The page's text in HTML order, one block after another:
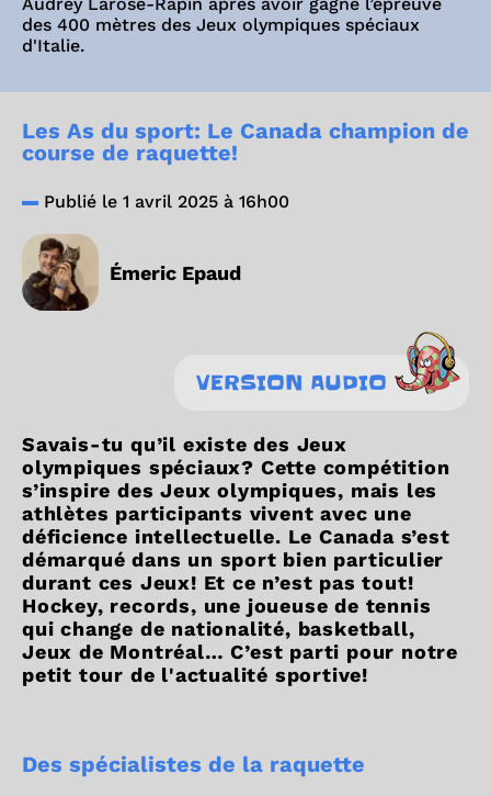
des 400 mètres des Jeux olympiques spéciaux
d'Italie.
Les As du sport: Le Canada champion de
course de raquette!
Publié le 1 avril 2025 à 16h00
Émeric Epaud
VERSION AUDIO
Savais-tu qu’il existe des Jeux
olympiques spéciaux? Cette compétition
s’inspire des Jeux olympiques, mais les
athlètes participants vivent avec une
déficience intellectuelle. Le Canada s’est
démarqué dans un sport bien particulier
durant ces Jeux! Et ce n’est pas tout!
Hockey, records, une joueuse de tennis
qui change de nationalité, basketball,
Jeux de Montréal… C’est parti pour notre
petit tour de l'actualité sportive!
Des spécialistes de la raquette